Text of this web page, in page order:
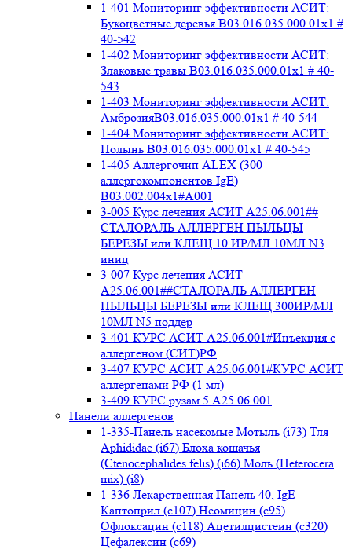
1-401 Мониторинг эффективности АСИТ:
Букоцветные деревья B03.016.035.000.01x1 #
40-542
1-402 Мониторинг эффективности АСИТ:
Злаковые травы B03.016.035.000.01x1 # 40-
543
1-403 Мониторинг эффективности АСИТ:
АмброзияB03.016.035.000.01x1 # 40-544
1-404 Мониторинг эффективности АСИТ:
Полынь B03.016.035.000.01x1 # 40-545
1-405 Аллергочип ALEX (300
аллергокомпонентов IgE)
В03.002.004x1#А001
3-005 Курс лечения АСИТ А25.06.001##
СТАЛОРАЛЬ АЛЛЕРГЕН ПЫЛЬЦЫ
БЕРЕЗЫ или КЛЕЩ 10 ИР/МЛ 10МЛ N3
иниц
3-007 Курс лечения АСИТ
А25.06.001##СТАЛОРАЛЬ АЛЛЕРГЕН
ПЫЛЬЦЫ БЕРЕЗЫ или КЛЕЩ 300ИР/МЛ
10МЛ N5 поддер
3-401 КУРС АСИТ А25.06.001#Инъекция с
аллергеном (СИТ)РФ
3-407 КУРС АСИТ А25.06.001#КУРС АСИТ
аллергенами РФ (1 мл)
3-409 КУРС рузам 5 А25.06.001
Панели аллергенов
1-335-Панель насекомые Мотыль (i73) Тля
Aphididae (i67) Блоха кошачья
(Ctenocephalides felis) (i66) Моль (Heterocera
mix) (i8)
1-336 Лекарственная Панель 40, IgE
Каптоприл (с107) Неомицин (c95)
Офлоксацин (с118) Ацетилцистеин (с320)
Цефалексин (с69)